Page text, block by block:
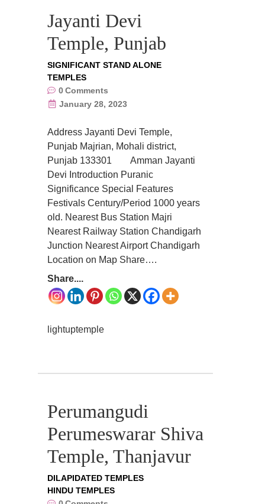
Jayanti Devi
Temple, Punjab
SIGNIFICANT STAND ALONE
TEMPLES
0Comments
January 28, 2023
Address Jayanti Devi Temple,
Punjab Majrian, Mohali district,
Punjab 133301 Amman Jayanti
Devi Introduction Puranic
Significance Special Features
Festivals Century/Period 1000 years
old. Nearest Bus Station Majri
Nearest Railway Station Chandigarh
Junction Nearest Airport Chandigarh
Location on Map Share….
Share....
lightuptemple
Perumangudi
Perumeswarar Shiva
Temple, Thanjavur
DILAPIDATED TEMPLES
HINDU TEMPLES